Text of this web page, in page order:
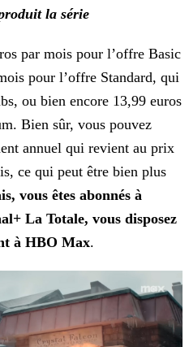
la série
par mois pour l’offre Basic
pour l’offre Standard, qui
ou bien encore 13,99 euros
Bien sûr, vous pouvez
annuel qui revient au prix
ce qui peut être bien plus
vous êtes abonnés à
La Totale, vous disposez
à HBO Max.